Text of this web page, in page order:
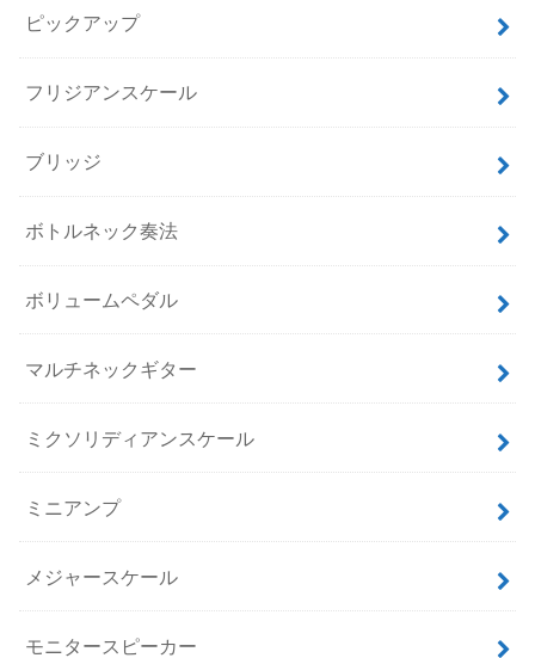
ピックアップ
フリジアンスケール
ブリッジ
ボトルネック奏法
ボリュームペダル
マルチネックギター
ミクソリディアンスケール
ミニアンプ
メジャースケール
モニタースピーカー